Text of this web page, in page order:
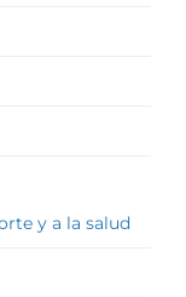
y a la salud